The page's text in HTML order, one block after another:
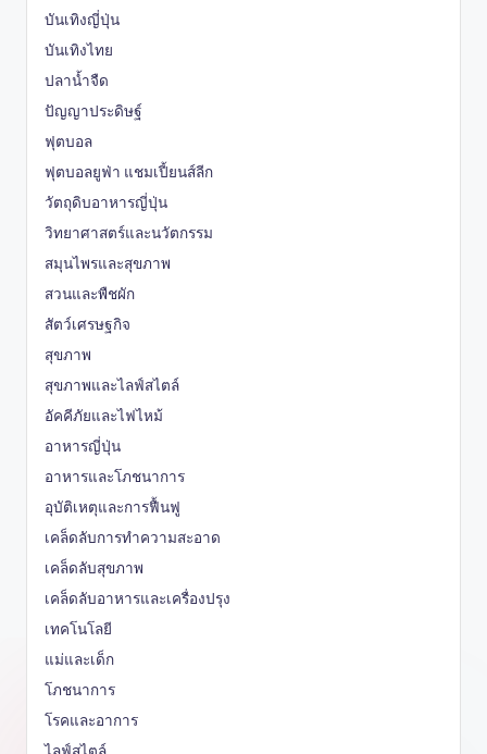
บันเทิงญี่ปุ่น
บันเทิงไทย
ปลาน้ำจืด
ปัญญาประดิษฐ์
ฟุตบอล
ฟุตบอลยูฟ่า แชมเปี้ยนส์ลีก
วัตถุดิบอาหารญี่ปุ่น
วิทยาศาสตร์และนวัตกรรม
สมุนไพรและสุขภาพ
สวนและพืชผัก
สัตว์เศรษฐกิจ
สุขภาพ
สุขภาพและไลฟ์สไตล์
อัคคีภัยและไฟไหม้
อาหารญี่ปุ่น
อาหารและโภชนาการ
อุบัติเหตุและการฟื้นฟู
เคล็ดลับการทำความสะอาด
เคล็ดลับสุขภาพ
เคล็ดลับอาหารและเครื่องปรุง
เทคโนโลยี
แม่และเด็ก
โภชนาการ
โรคและอาการ